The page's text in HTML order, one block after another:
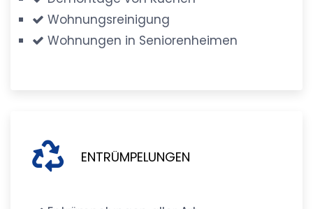
Wohnungsreinigung
Wohnungen in Seniorenheimen
ENTRÜMPELUNGEN